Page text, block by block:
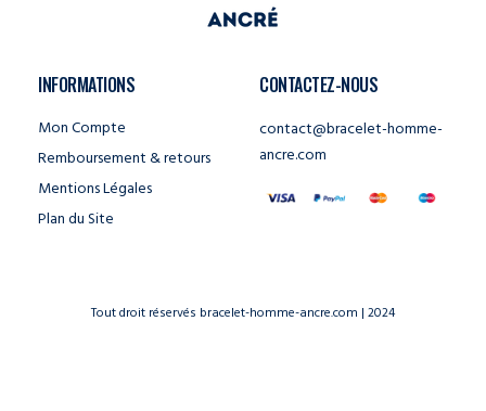
INFORMATIONS
Mon Compte
Remboursement & retours
Mentions Légales
Plan du Site
CONTACTEZ-NOUS
contact@bracelet-homme-
ancre.com
Tout droit réservés bracelet-homme-ancre.com | 2024